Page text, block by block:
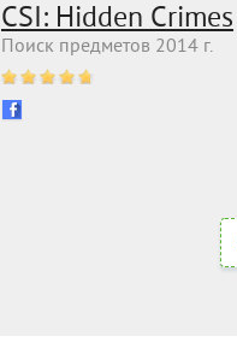
CSI: Hidden Crimes
Поиск предметов 2014 г.